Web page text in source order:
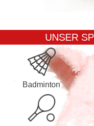
UNSER
Badminton